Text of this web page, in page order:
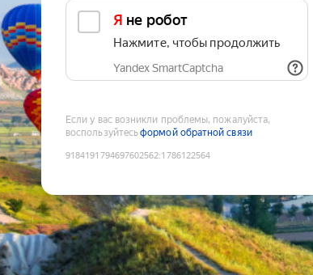
Я не робот
Нажмите, чтобы продолжить
Yandex SmartCaptcha
Если у вас возникли проблемы, пожалуйста,
воспользуйтесьформой обратной связи
9184191794697602562:1786122564